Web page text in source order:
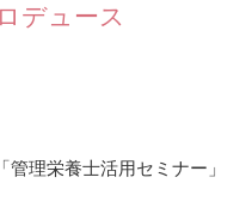
デュース
理栄養士活用セミナー」